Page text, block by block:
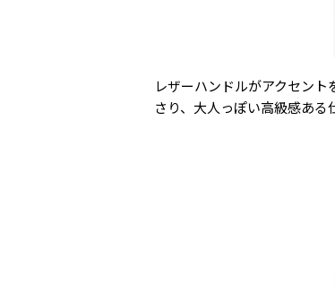
レザーハンドルがアクセン
さり、大人っぽい高級感ある